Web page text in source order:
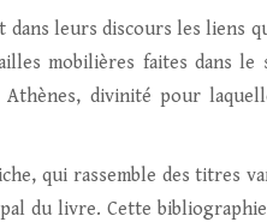
dans leurs discours les liens
mobilières faites dans le
divinité pour
qui rassemble des titres
du livre. Cette